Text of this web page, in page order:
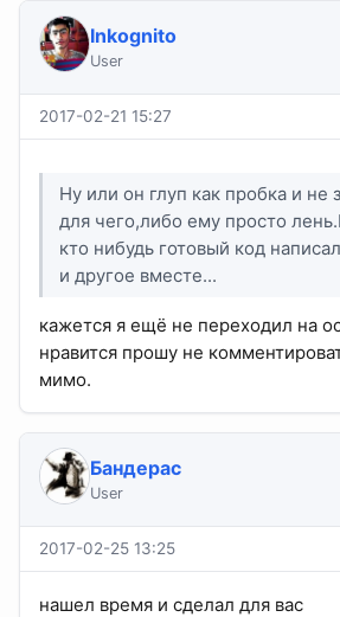
Inkognito
User
2017-02-21 15:27
Ну или он глуп как пробка и не
для чего,либо ему просто
кто нибудь готовый код
и другое вместе...
кажется я ещё не переходил на
нравится прошу не
мимо.
Бандерас
User
2017-02-25 13:25
нашел время и сделал для вас